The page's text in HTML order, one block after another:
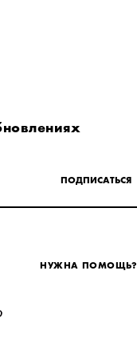
ПОДПИСАТЬСЯ
НУЖНА ПОМОЩЬ?